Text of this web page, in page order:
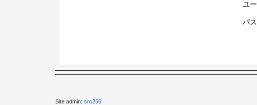
ユ
パ
Site admin: src256